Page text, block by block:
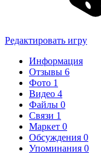
Редактировать игру
Информация
Отзывы 6
Фото 1
Видео 4
Файлы 0
Связи 1
Маркет 0
Обсуждения 0
Упоминания 0